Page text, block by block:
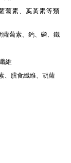
蔔素、葉黃素等類
蘿蔔素、鈣、磷、鐵
維
、膳食纖維、胡蘿